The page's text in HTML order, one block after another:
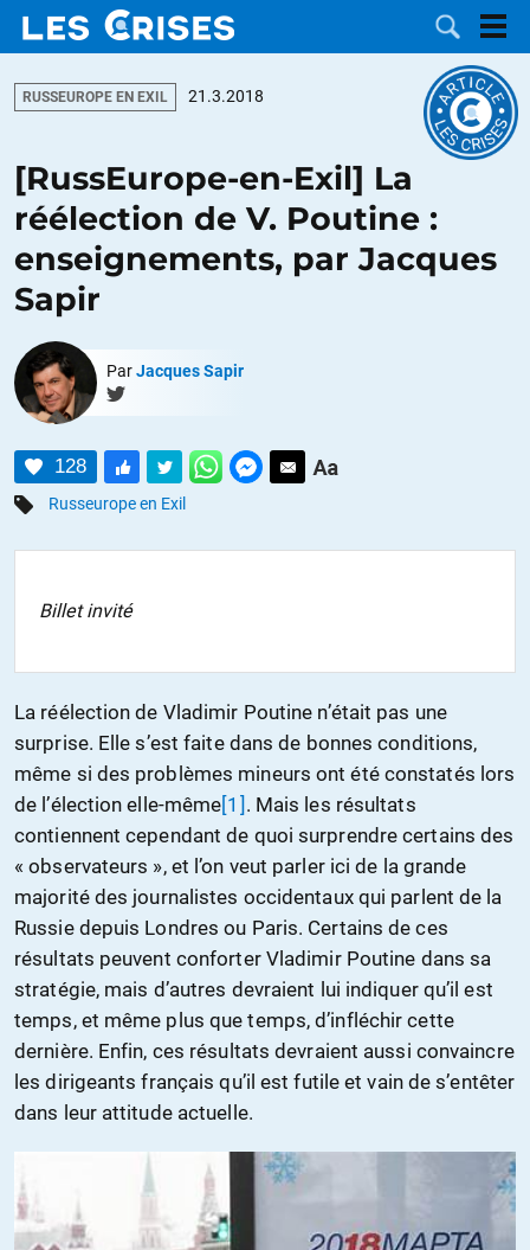
LES
DOSSIERS
CATÉGORIES
MOTS CLÉS
NOUS
DON
RUSSEUROPE EN EXIL 21.3.2018
[RussEurope-en-Exil] La
réélection de V. Poutine :
enseignements, par Jacques
Sapir
ParJacques Sapir
128
Russeurope en Exil
Billet invité
La réélection de Vladimir Poutine n’était pas une
surprise. Elle s’est faite dans de bonnes conditions,
même si des problèmes mineurs ont été constatés lors
de l’élection elle-même[1] . Mais les résultats
contiennent cependant de quoi surprendre certains des
« observateurs », et l’on veut parler ici de la grande
majorité des journalistes occidentaux qui parlent de la
Russie depuis Londres ou Paris. Certains de ces
résultats peuvent conforter Vladimir Poutine dans sa
stratégie, mais d’autres devraient lui indiquer qu’il est
temps, et même plus que temps, d’infléchir cette
dernière. Enfin, ces résultats devraient aussi convaincre
les dirigeants français qu’il est futile et vain de s’entêter
dans leur attitude actuelle.